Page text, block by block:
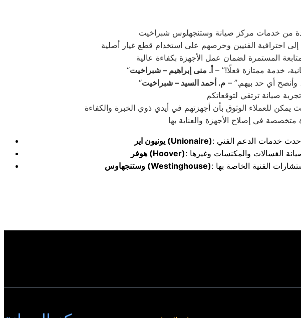
خدمة ممتازة فعلًا!” – أ. منى إبراهيم – شبراخيت
وأنصح أي حد بيهم.” – م. أحمد السيد – شبراخيت
يمكن للعملاء الوثوق بأن أجهزتهم في أيدي ذوي الخبرة والكفاءة
يونيون اير(Unionaire)
هوفر (Hoover)
وستنجهاوس (Westinghouse)